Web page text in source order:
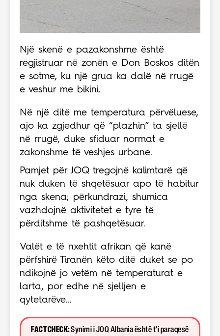
Një skenë e pazakonshme është
regjistruar në zonën e Don Boskos ditën
e sotme, ku një grua ka dalë në rrugë
e veshur me bikini.
Në një ditë me temperatura përvëluese,
ajo ka zgjedhur që “plazhin” ta sjellë
në rrugë, duke sfiduar normat e
zakonshme të veshjes urbane.
Pamjet për JOQ tregojnë kalimtarë që
nuk duken të shqetësuar apo të habitur
nga skena; përkundrazi, shumica
vazhdojnë aktivitetet e tyre të
përditshme të pashqetësuar.
Valët e të nxehtit afrikan që kanë
përfshirë Tiranën këto ditë duket se po
ndikojnë jo vetëm në temperaturat e
larta, por edhe në sjelljen e
qytetarëve...
FACT CHECK:Synimi i JOQ Albania është t’i paraqesë